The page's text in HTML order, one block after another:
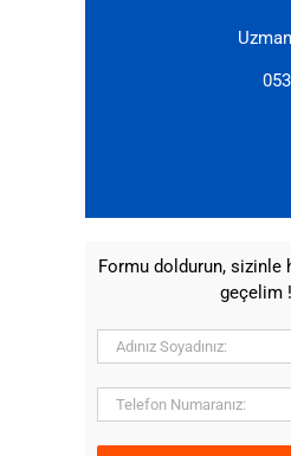
Formu doldurun, sizinle
geçelim !